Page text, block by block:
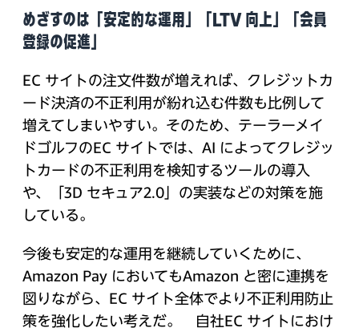
めざすのは「安定的な運用」「LTV 向上」「会員
登録の促進」
EC サイトの注文件数が増えれば、クレジットカ
ード決済の不正利用が紛れ込む件数も比例して
増えてしまいやすい。そのため、テーラーメイ
ドゴルフのEC サイトでは、AI によってクレジッ
トカードの不正利用を検知するツールの導入
や、「3D セキュア2.0」の実装などの対策を施
している。
今後も安定的な運用を継続していくために、
Amazon Pay においてもAmazon と密に連携を
図りながら、EC サイト全体でより不正利用防止
策を強化したい考えだ。 自社EC サイトにおけ